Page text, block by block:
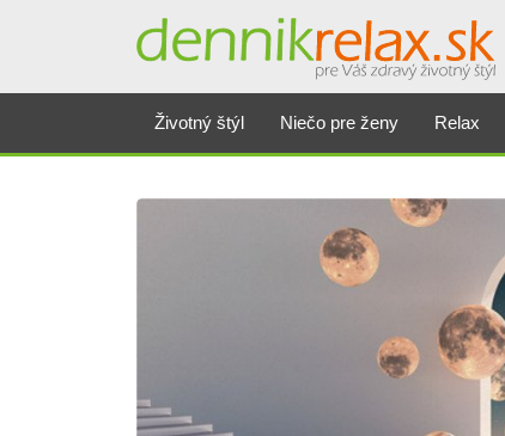
Životný štýl Niečo pre ženy Relax